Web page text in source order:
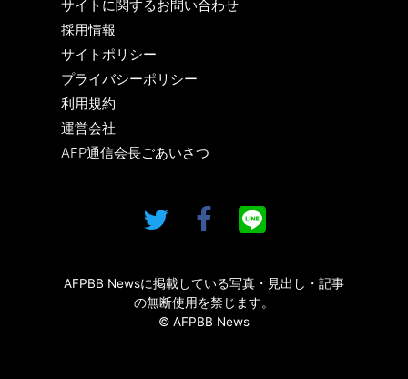
サイトに関するお問い合わせ
採用情報
サイトポリシー
プライバシーポリシー
利用規約
運営会社
AFP通信会長ごあいさつ
AFPBB Newsに掲載している写真・見出し・記事
の無断使用を禁じます。
© AFPBB News